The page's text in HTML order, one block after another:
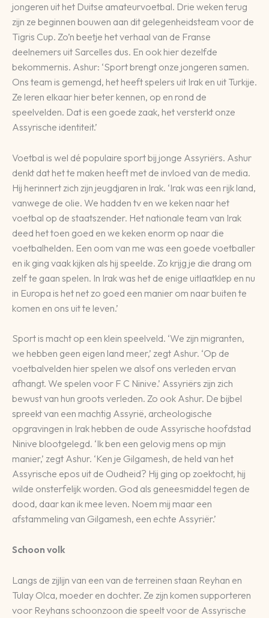
jongeren uit het Duitse amateurvoetbal. Drie weken terug
zijn ze beginnen bouwen aan dit gelegenheidsteam voor de
Tigris Cup. Zo’n beetje het verhaal van de Franse
deelnemers uit Sarcelles dus. En ook hier dezelfde
bekommernis. Ashur: ‘Sport brengt onze jongeren samen.
Ons team is gemengd, het heeft spelers uit Irak en uit Turkije.
Ze leren elkaar hier beter kennen, op en rond de
speelvelden. Dat is een goede zaak, het versterkt onze
Assyrische identiteit.’
Voetbal is wel dé populaire sport bij jonge Assyriërs. Ashur
denkt dat het te maken heeft met de invloed van de media.
Hij herinnert zich zijn jeugdjaren in Irak. ‘Irak was een rijk land,
vanwege de olie. We hadden tv en we keken naar het
voetbal op de staatszender. Het nationale team van Irak
deed het toen goed en we keken enorm op naar die
voetbalhelden. Een oom van me was een goede voetballer
en ik ging vaak kijken als hij speelde. Zo krijg je die drang om
zelf te gaan spelen. In Irak was het de enige uitlaatklep en nu
in Europa is het net zo goed een manier om naar buiten te
komen en ons uit te leven.’
Sport is macht op een klein speelveld. ‘We zijn migranten,
we hebben geen eigen land meer,’ zegt Ashur. ‘Op de
voetbalvelden hier spelen we alsof ons verleden ervan
afhangt. We spelen voor F C Ninive.’ Assyriërs zijn zich
bewust van hun groots verleden. Zo ook Ashur. De bijbel
spreekt van een machtig Assyrië, archeologische
opgravingen in Irak hebben de oude Assyrische hoofdstad
Ninive blootgelegd. ‘Ik ben een gelovig mens op mijn
manier,’ zegt Ashur. ‘Ken je Gilgamesh, de held van het
Assyrische epos uit de Oudheid? Hij ging op zoektocht, hij
wilde onsterfelijk worden. God als geneesmiddel tegen de
dood, daar kan ik mee leven. Noem mij maar een
afstammeling van Gilgamesh, een echte Assyriër.’
Schoon volk
Langs de zijlijn van een van de terreinen staan Reyhan en
Tulay Olca, moeder en dochter. Ze zijn komen supporteren
voor Reyhans schoonzoon die speelt voor de Assyrische